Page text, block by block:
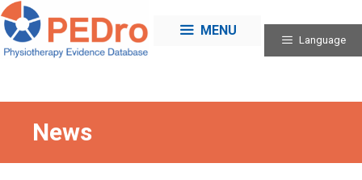
Skip
to
content
MENU
Language
News